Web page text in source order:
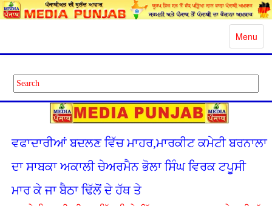
Toggle
Menu
ਵਫਾਦਾਰੀਆਂ ਬਦਲਣ ਵਿੱਚ ਮਾਹਰ,ਮਾਰਕੀਟ ਕਮੇਟੀ ਬਰਨਾਲਾ
ਦਾ ਸਾਬਕਾ ਅਕਾਲੀ ਚੇਅਰਮੈਨ ਭੋਲਾ ਸਿੰਘ ਵਿਰਕ ਟਪੂਸੀ
ਮਾਰ ਕੇ ਜਾ ਬੈਠਾ ਢਿੱਲੋਂ ਦੇ ਹੱਥ ਤੇ